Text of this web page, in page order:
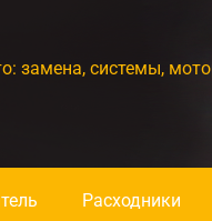
замена, системы,
Расходники